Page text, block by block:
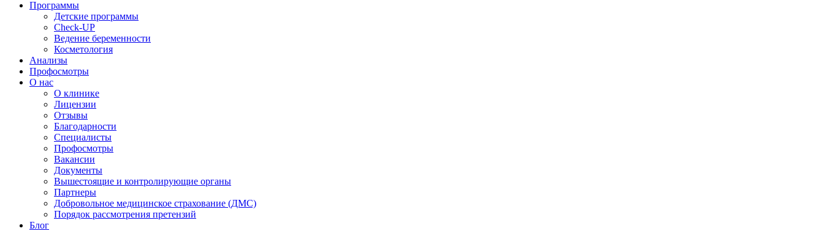
Программы
Детские программы
Check-UP
Ведение беременности
Косметология
Анализы
Профосмотры
О нас
О клинике
Лицензии
Отзывы
Благодарности
Специалисты
Профосмотры
Вакансии
Документы
Вышестоящие и контролирующие органы
Партнеры
Добровольное медицинское страхование (ДМС)
Порядок рассмотрения претензий
Блог